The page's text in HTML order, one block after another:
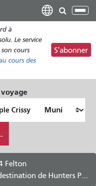
à
Le service
cours
cours des
S'abonner
Felton
Point – Service en semaine